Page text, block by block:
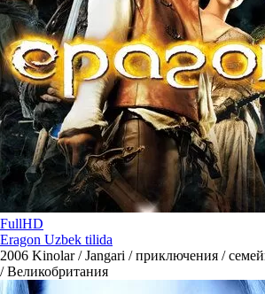
FullHD
Eragon Uzbek tilida
2006 Kinolar / Jangari / приключения /
/ Великобритания